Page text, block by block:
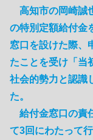
高知市の岡崎誠
の特別定額給付金
窓口を設けた際、
たことを受け「当
社会的勢力と認識
た。
給付金窓口の責
て3回にわたって